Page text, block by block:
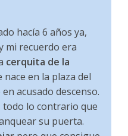
hacía 6 años ya,
mi recuerdo era
cerquita de la
nace en la plaza del
acusado descenso.
todo lo contrario que
su puerta.